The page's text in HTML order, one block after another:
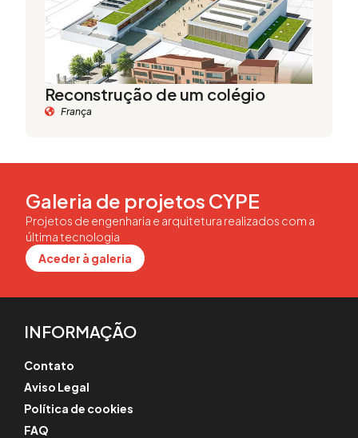
Reconstrução de um colégio
França
Galeria de projetos CYPE
Projetos de engenharia e arquitetura realizados com a
última tecnologia
Aceder à galeria
INFORMAÇÃO
Contato
Aviso Legal
Política de cookies
FAQ